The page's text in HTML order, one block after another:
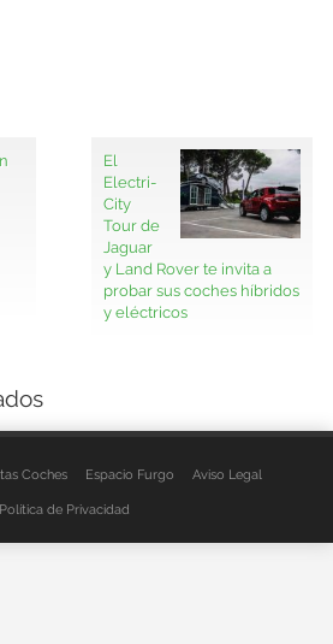
El
Electri-
City
Tour de
Jaguar
y Land Rover te invita a
probar sus coches híbridos
y eléctricos
Coches Espacio Furgo Aviso Legal
Política de Privacidad